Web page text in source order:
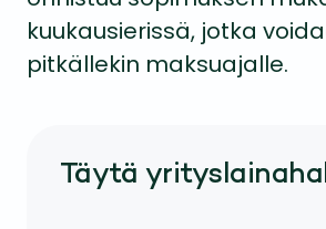
kuukausierissä, jotka
pitkällekin maksuajalle.
Täytä